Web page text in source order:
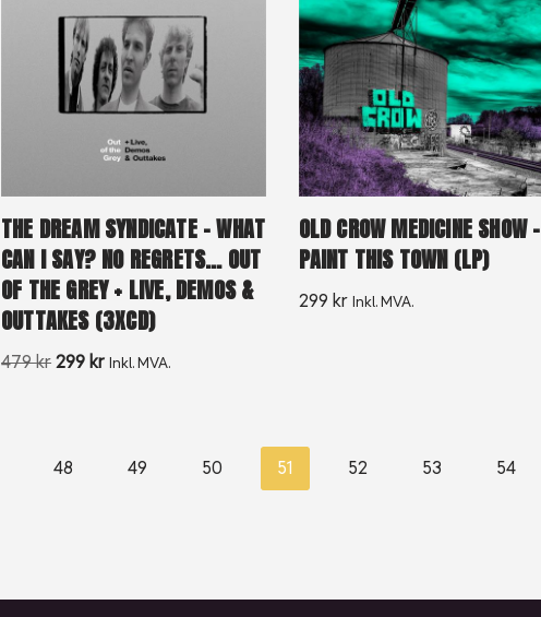
THE DREAM SYNDICATE – WHAT
CAN I SAY? NO REGRETS… OUT
OF THE GREY + LIVE, DEMOS &
OUTTAKES (3XCD)
479kr299kr Inkl. MVA.
OLD CROW MEDICINE SHOW –
PAINT THIS TOWN (LP)
299 kr Inkl. MVA.
48 49 50 51 52 53
54